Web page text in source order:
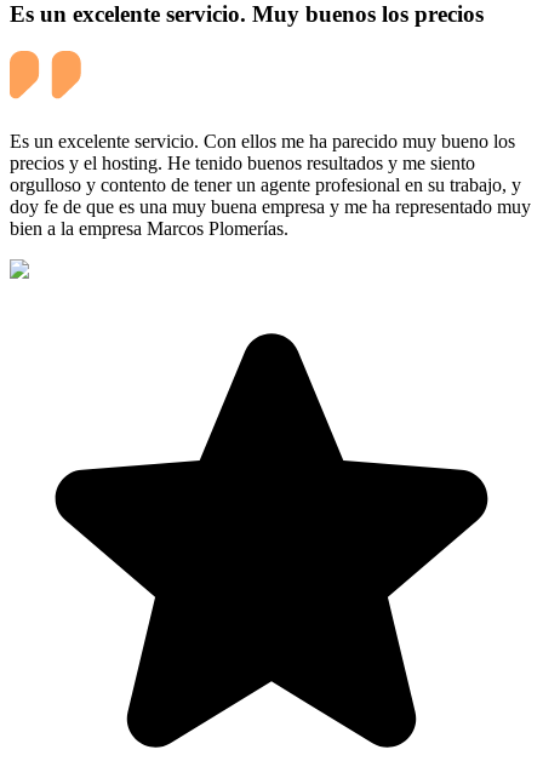
Es un excelente servicio. Muy buenos los precios
Es un excelente servicio. Con ellos me ha parecido muy bueno los
precios y el hosting. He tenido buenos resultados y me siento
orgulloso y contento de tener un agente profesional en su trabajo, y
doy fe de que es una muy buena empresa y me ha representado muy
bien a la empresa Marcos Plomerías.